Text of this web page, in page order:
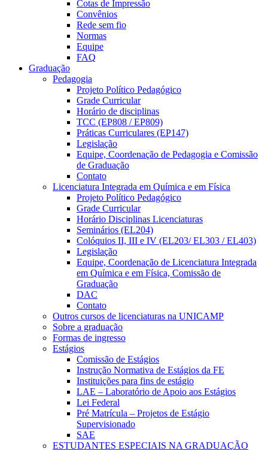
Cotas de Impressão
Convênios
Rede sem fio
Normas
Equipe
FAQ
Graduação
Pedagogia
Projeto Político Pedagógico
Grade Curricular
Horário de disciplinas
TCC (EP808 / EP809)
Práticas Curriculares (EP147)
Legislação
Equipe, Coordenação de Pedagogia e Comissão
de Graduação
Contato
Licenciatura Integrada em Química e em Física
Projeto Político Pedagógico
Grade Curricular
Horário Disciplinas Licenciaturas
Seminários (EL204)
Colóquios II, III e IV (EL203/ EL303 / EL403)
Legislação
Equipe, Coordenação de Licenciatura Integrada
em Química e em Física, Comissão de
Graduação
DAC
Contato
Outros cursos de licenciaturas na UNICAMP
Sobre a graduação
Formas de ingresso
Estágios
Comissão de Estágios
Instrução Normativa de Estágios da FE
Instituições para fins de estágio
LAE – Laboratório de Apoio aos Estágios
Lei Federal
Pré Matrícula – Projetos de Estágio
Supervisionado
SAE
ESTUDANTES ESPECIAIS NA GRADUAÇÃO